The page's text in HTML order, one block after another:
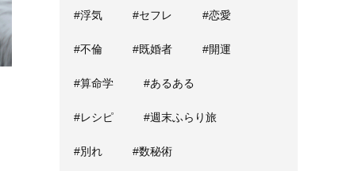
#浮気 #セフレ #恋愛
#不倫 #既婚者 #開運
#算命学 #あるある
#レシピ #週末ふらり旅
#別れ #数秘術